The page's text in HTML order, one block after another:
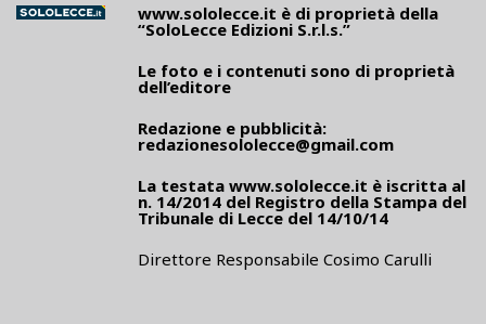
www.sololecce.it è di proprietà della
“SoloLecce Edizioni S.r.l.s.”
Le foto e i contenuti sono di proprietà
dell’editore
Redazione e pubblicità:
redazionesololecce@gmail.com
La testata www.sololecce.it è iscritta al
n. 14/2014 del Registro della Stampa del
Tribunale di Lecce del 14/10/14
Direttore Responsabile Cosimo Carulli